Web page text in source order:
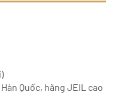
Quốc, hãng JEIL cao